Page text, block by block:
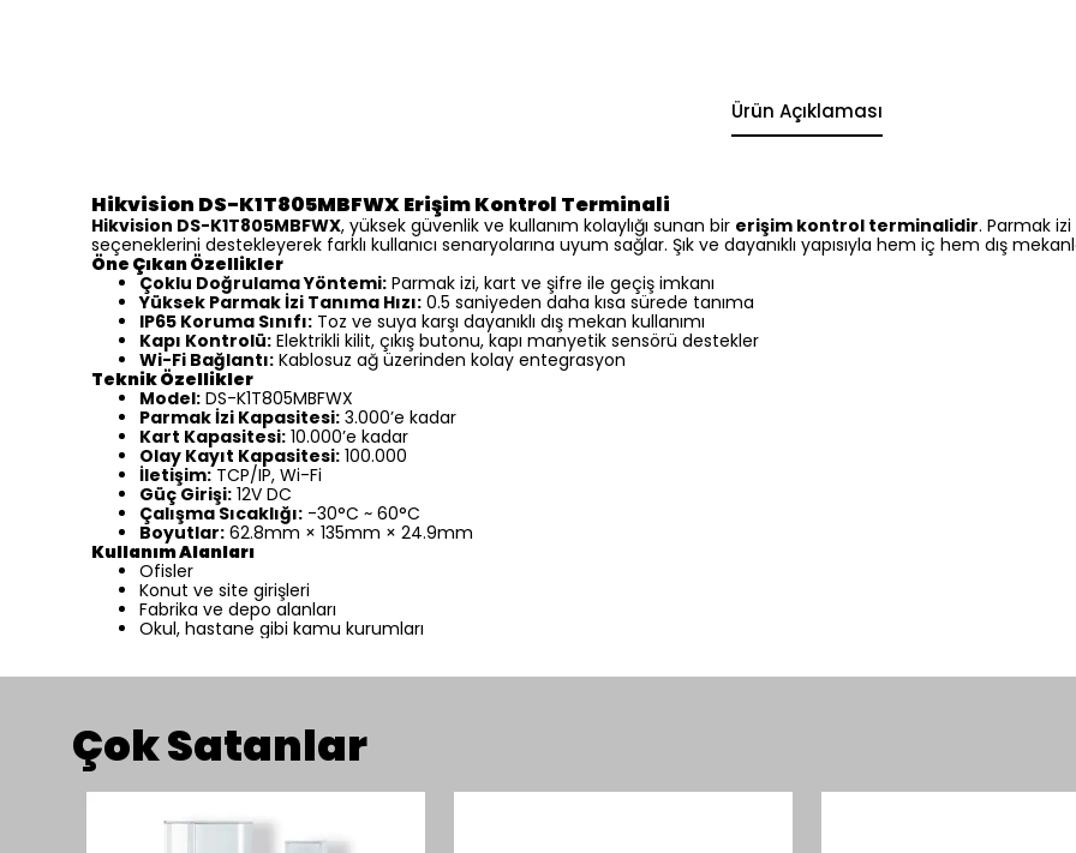
Ürün Açıklaması
Hikvision DS-K1T805MBFWX Erişim Kontrol Terminali
Hikvision DS-K1T805MBFWX, yüksek güvenlik ve kullanım kolaylığı sunan bir erişim kontrol terminalidir. Parmak
seçeneklerini destekleyerek farklı kullanıcı senaryolarına uyum sağlar. Şık ve dayanıklı yapısıyla hem iç hem dış
Öne Çıkan Özellikler
Çoklu Doğrulama Yöntemi: Parmak izi, kart ve şifre ile geçiş imkanı
Yüksek Parmak İzi Tanıma Hızı: 0.5 saniyeden daha kısa sürede tanıma
IP65 Koruma Sınıfı: Toz ve suya karşı dayanıklı dış mekan kullanımı
Kapı Kontrolü: Elektrikli kilit, çıkış butonu, kapı manyetik sensörü destekler
Wi-Fi Bağlantı: Kablosuz ağ üzerinden kolay entegrasyon
Teknik Özellikler
Model: DS-K1T805MBFWX
Parmak İzi Kapasitesi: 3.000’e kadar
Kart Kapasitesi: 10.000’e kadar
Olay Kayıt Kapasitesi: 100.000
İletişim: TCP/IP, Wi-Fi
Güç Girişi: 12V DC
Çalışma Sıcaklığı: -30°C ~ 60°C
Boyutlar: 62.8mm × 135mm × 24.9mm
Kullanım Alanları
Ofisler
Konut ve site girişleri
Fabrika ve depo alanları
Okul, hastane gibi kamu kurumları
Çok Satanlar